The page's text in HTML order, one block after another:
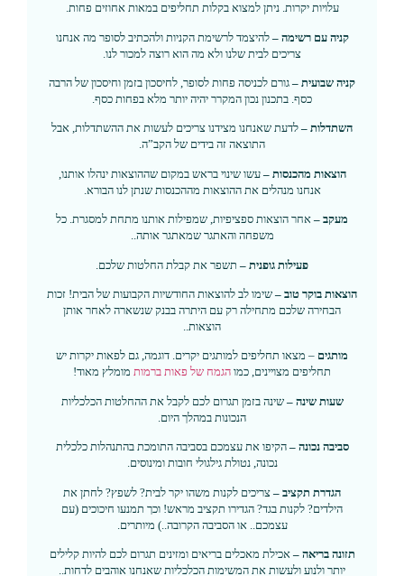
עלויות יקרות. ניתן למצוא בקלות תחליפים במאות אחוזים פחות.
קניה עם רשימה –להיצמד לרשימת הקניות ולהכתיב לסופר מה אנחנו
צריכים לבית שלנו ולא מה הוא רוצה למכור לנו.
קניה שבועית –גורם לכניסה פחות לסופר, לחיסכון בזמן וחיסכון של הרבה
כסף. בתכנון נכון המקרר יהיה יותר מלא בפחות כסף.
השתדלות –לדעת שאנחנו מצידנו צריכים לעשות את ההשתדלות, אבל
התוצאה זה בידים של הקב”ה.
הוצאות מהכנסות –עשו שינוי בראש במקום שההוצאות ינהלו אותנו,
אנחנו מנהלים את ההוצאות מההכנסות שנתן לנו הבורא.
אחר הוצאות ספציפיות, שמפילות אותנו מתחת למסגרת. כל
משפחה והאתגר שמאתגר אותה..
פעילות גופנית – תשפר את קבלת החלטות שלכם.
הוצאות בוקר טוב –שימו לב להוצאות החודשיות הקבועות של הבית! זכות
הבחירה שלכם מתחילה רק עם היתרה בבנק שנשארה לאחר אותן
הוצאות..
– מצאו תחליפים למותגים יקרים. דוגמה, גם לפאות יקרות יש
תחליפים מצויינים, כמוהגמח של פאות ברמותמומלץ מאוד!
שעות שינה –שינה בזמן תגרום לכם לקבל את ההחלטות הכלכליות
הנכונות במהלך היום.
סביבה נכונה –הקיפו את עצמכם בסביבה התומכת בהתנהלות כלכלית
נכונה, נטולת גילגולי חובות ומינוסים.
הגדרת תקציב – צריכים לקנות משהו יקר לבית? לשפץ? לחתן את
הילדים? לקנות בגד? הגדירו תקציב מראש! וכך תמנעו חיכוכים (עם
עצמכם.. או הסביבה הקרובה..) מיותרים.
תזונה בריאה –אכילת מאכלים בריאים ומזינים תגרום לכם להיות קלילים
יותר ולנוע ולעשות את המשימות הכלכליות שאנחנו אוהבים לדחות..